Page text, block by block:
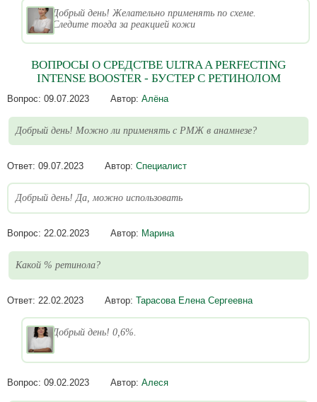
Добрый день! Желательно применять по схеме.
Следите тогда за реакцией кожи
ВОПРОСЫ О СРЕДСТВЕ ULTRA A PERFECTING
INTENSE BOOSTER - БУСТЕР С РЕТИНОЛОМ
Вопрос: 09.07.2023 Автор: Алёна
Добрый день! Можно ли применять с РМЖ в анамнезе?
Ответ: 09.07.2023 Автор: Специалист
Добрый день! Да, можно использовать
Вопрос: 22.02.2023 Автор: Марина
Какой % ретинола?
Ответ: 22.02.2023 Автор: Тарасова Елена Сергеевна
Добрый день! 0,6%.
Вопрос: 09.02.2023 Автор: Алеся